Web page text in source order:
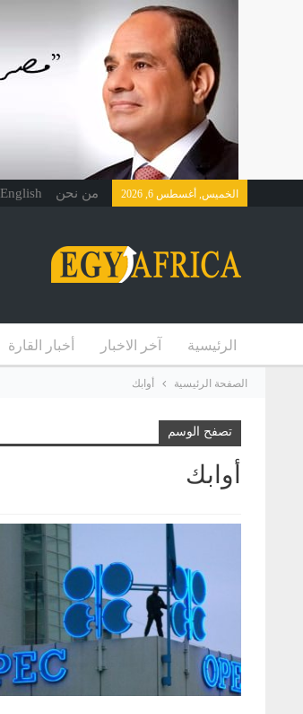
الخميس, أغسطس 6, 2026 من نحن English
الرئيسية آخر الاخبار أخبار القارة
الصفحة الرئيسية أوابك
تصفح الوسم
أوابك